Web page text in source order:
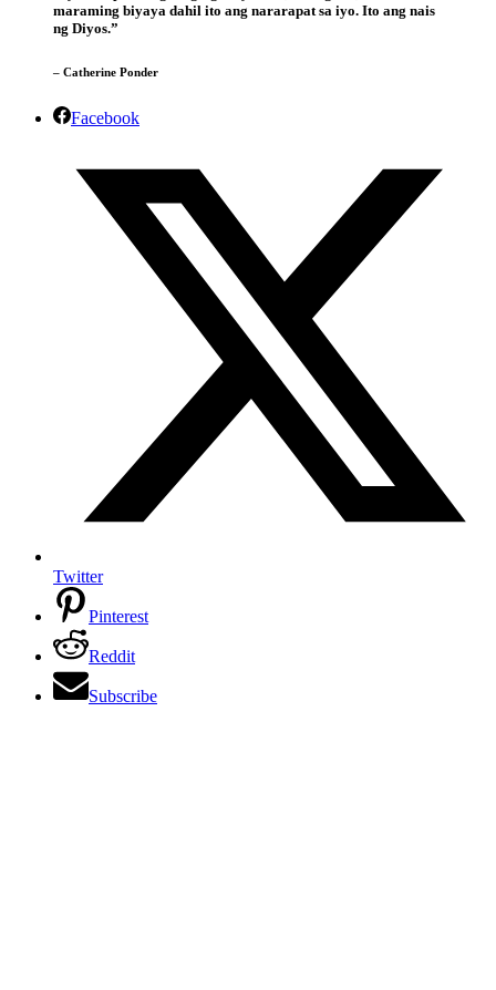
maraming biyaya dahil ito ang nararapat sa iyo. Ito ang nais
ng Diyos.”
– Catherine Ponder
Facebook
Twitter
Pinterest
Reddit
Subscribe